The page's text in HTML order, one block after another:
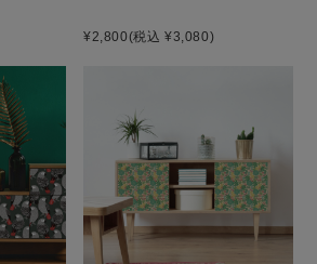
¥2,800(税込 ¥3,080)